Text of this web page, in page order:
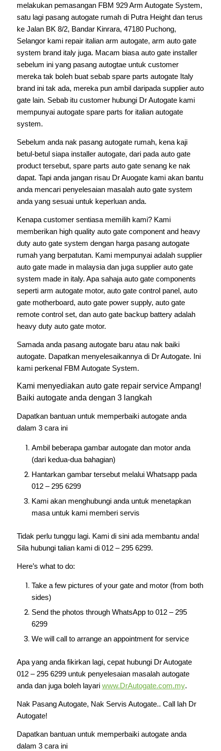
melakukan pemasangan FBM 929 Arm Autogate System,
satu lagi pasang autogate rumah di Putra Height dan terus
ke Jalan BK 8/2, Bandar Kinrara, 47180 Puchong,
Selangor kami repair italian arm autogate, arm auto gate
system brand italy juga. Macam biasa auto gate installer
sebelum ini yang pasang autogtae untuk customer
mereka tak boleh buat sebab spare parts autogate Italy
brand ini tak ada, mereka pun ambil daripada supplier auto
gate lain. Sebab itu customer hubungi Dr Autogate kami
mempunyai autogate spare parts for italian autogate
system.
Sebelum anda nak pasang autogate rumah, kena kaji
betul-betul siapa installer autogate, dari pada auto gate
product tersebut, spare parts auto gate senang ke nak
dapat. Tapi anda jangan risau Dr Auogate kami akan bantu
anda mencari penyelesaian masalah auto gate system
anda yang sesuai untuk keperluan anda.
Kenapa customer sentiasa memilih kami? Kami
memberikan high quality auto gate component and heavy
duty auto gate system dengan harga pasang autogate
rumah yang berpatutan. Kami mempunyai adalah supplier
auto gate made in malaysia dan juga supplier auto gate
system made in italy. Apa sahaja auto gate components
seperti arm autogate motor, auto gate control panel, auto
gate motherboard, auto gate power supply, auto gate
remote control set, dan auto gate backup battery adalah
heavy duty auto gate motor.
Samada anda pasang autogate baru atau nak baiki
autogate. Dapatkan menyelesaikannya di Dr Autogate. Ini
kami perkenal FBM Autogate System.
Kami menyediakan auto gate repair service Ampang!
Baiki autogate anda dengan 3 langkah
Dapatkan bantuan untuk memperbaiki autogate anda
dalam 3 cara ini
Ambil beberapa gambar autogate dan motor anda
(dari kedua-dua bahagian)
Hantarkan gambar tersebut melalui Whatsapp pada
012 – 295 6299
Kami akan menghubungi anda untuk menetapkan
masa untuk kami memberi servis
Tidak perlu tunggu lagi. Kami di sini ada membantu anda!
Sila hubungi talian kami di 012 – 295 6299.
Here’s what to do:
Take a few pictures of your gate and motor (from both
sides)
Send the photos through WhatsApp to 012 – 295
6299
We will call to arrange an appointment for service
Apa yang anda fikirkan lagi, cepat hubungi Dr Autogate
012 – 295 6299 untuk penyelesaian masalah autogate
anda dan juga boleh layari www.DrAutogate.com.my.
Nak Pasang Autogate, Nak Servis Autogate.. Call lah Dr
Autogate!
Dapatkan bantuan untuk memperbaiki autogate anda
dalam 3 cara ini